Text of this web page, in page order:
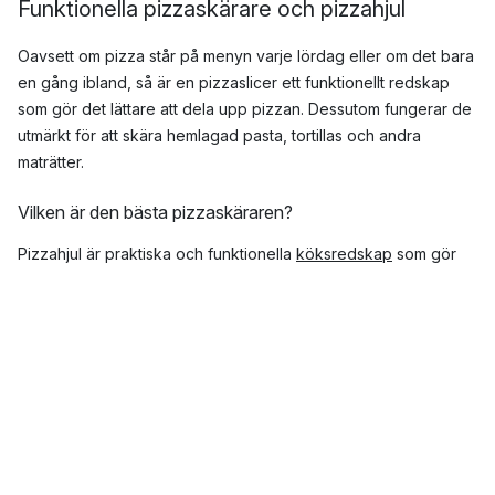
Funktionella pizzaskärare och pizzahjul
Oavsett om pizza står på menyn varje lördag eller om det bara
en gång ibland, så är en pizzaslicer ett funktionellt redskap
som gör det lättare att dela upp pizzan. Dessutom fungerar de
utmärkt för att skära hemlagad pasta, tortillas och andra
maträtter.
Vilken är den bästa pizzaskäraren?
Pizzahjul är praktiska och funktionella köksredskap som gör